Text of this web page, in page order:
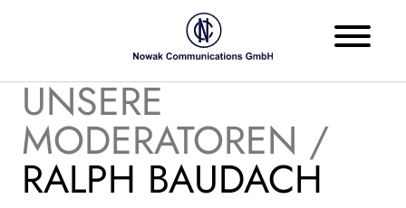
UNSERE
MODERATOREN /
RALPH BAUDACH